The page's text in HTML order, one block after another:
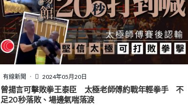
病，昊昊的父母開始質疑對方不檢點，互相懷疑「出
軌」，發生激烈爭吵，在蘊釀家變之際，兩人的檢查結果
同樣呈陰性。 祖母嚼碎食物再餵孫仔 壞習慣屢勸不改 昊
昊的祖父母亦有份照顧他，故昊昊母親強烈要求他們檢
查，結果發現昊昊的祖母結果呈陽性，雖然她感染原因不
得而知，但她同昊昊同樣要接受治療，並改變生活習慣，
減低傳染率。昊昊的母親回想起，昊昊的祖母有一個壞習
慣，可能是導致昊昊感染梅毒的原因。原來祖母一直喜歡
把食物嚼碎，再餵給昊昊，「說好消化，這個習慣我們說
有線新聞 2024年05月20日
曾揚言可擊敗拳王泰臣 太極老師傅約戰年輕拳手 不
足20秒落敗、場邊氣喘落淚